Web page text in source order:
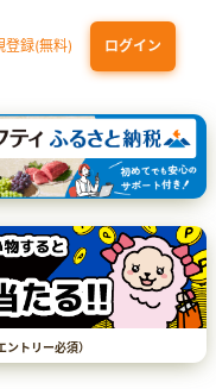
登録(無料) ログイン
座切替 P-one Wiz
ド
ントリー必須）